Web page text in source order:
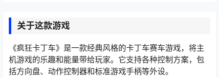
关于这款游戏
《疯狂卡丁车》是一款经典风格的卡丁车赛车游戏，将主
机游戏的乐趣和能量带给玩家。它支持各种控制方案，包
括方向盘、动作控制器和标准游戏手柄等外设。